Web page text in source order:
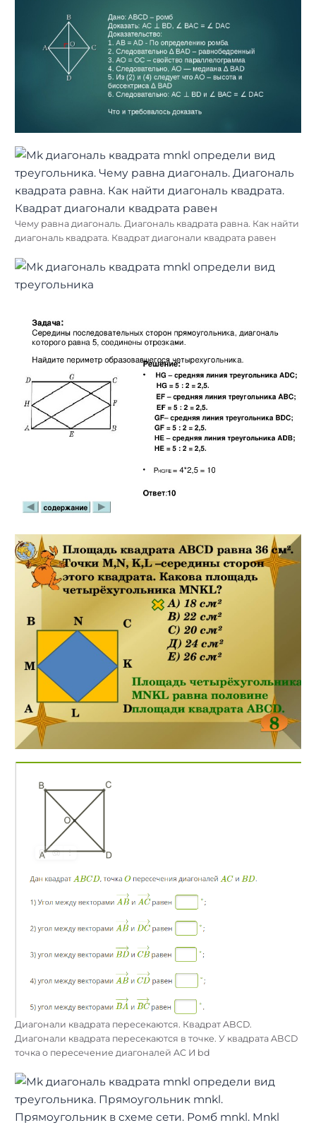
Чему равна диагональ. Диагональ квадрата равна. Как найти
диагональ квадрата. Квадрат диагонали квадрата равен
Диагонали квадрата пересекаются. Квадрат ABCD.
Диагонали квадрата пересекаются в точке. У квадрата ABCD
точка o пересечение диагоналей AC И bd